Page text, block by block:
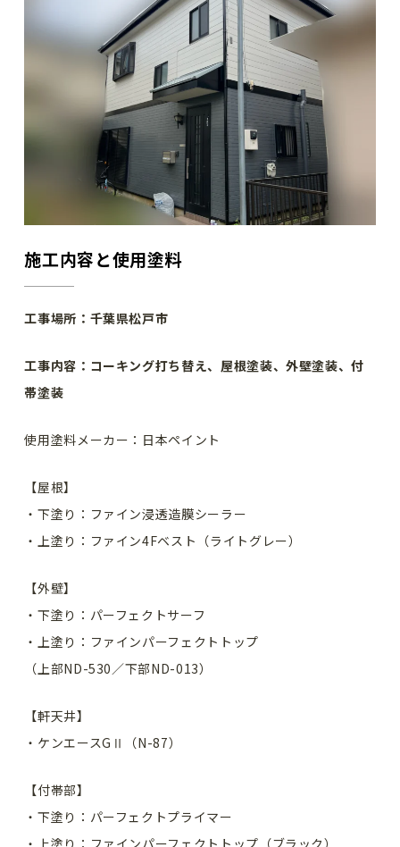
施工内容と使用塗料
工事場所：千葉県松戸市
工事内容：コーキング打ち替え、屋根塗装、外壁塗装、付
帯塗装
使用塗料メーカー：日本ペイント
【屋根】
・下塗り：ファイン浸透造膜シーラー
・上塗り：ファイン4Fベスト（ライトグレー）
【外壁】
・下塗り：パーフェクトサーフ
・上塗り：ファインパーフェクトトップ
（上部ND-530／下部ND-013）
【軒天井】
・ケンエースGⅡ（N-87）
【付帯部】
・下塗り：パーフェクトプライマー